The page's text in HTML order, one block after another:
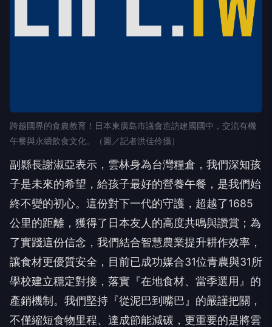
跨越國界的食農教育！日本東廣島市議會造訪建國國中，交流有機
午餐與永續飲食文化。（圖／記者洪佳伶攝）
副縣長謝淑亞表示，雲林身為台灣糧倉，我們深知孩
子是未來的希望，給孩子最好的營養午餐，是我們始
終不變的初心。這份對下一代的守護，超越了1685
公里的距離，獲得了日本友人的高度共鳴與讚賞；為
了實踐這份信念，我們結合智慧農業提升耕作效率，
讓食材更優質安全，目前已成功媒合31位青農與31所
學校建立穩定對接，落實『在地食材、當季選用』的
產銷機制。我們堅持『從泥巴到嘴巴』的嚴謹把關，
不僅縮短食物里程、達成節能減碳，更重要的是將雲